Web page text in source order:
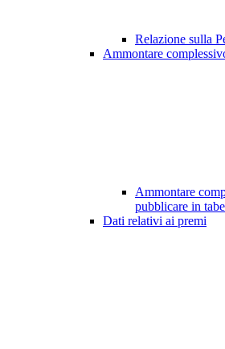
Relazione sulla
Ammontare
Ammontare
pubblicare in
Dati relativi ai premi